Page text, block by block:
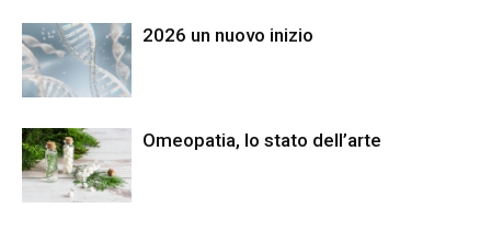
2026 un nuovo inizio
Omeopatia, lo stato dell’arte